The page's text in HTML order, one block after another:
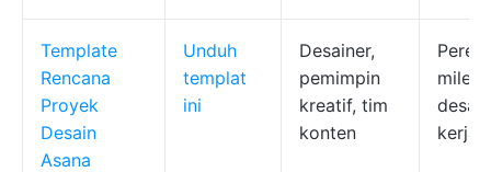
Template
Rencana
Proyek
Desain
Asana
Unduh
templat
ini
Desainer,
pemimpin
kreatif, tim
konten
kerja